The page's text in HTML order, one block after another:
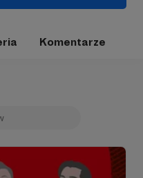
Komentarze